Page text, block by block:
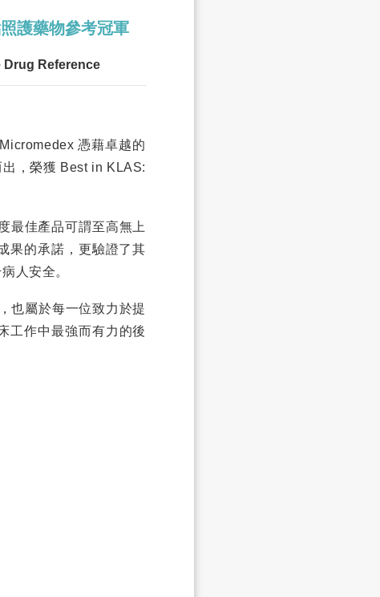
護藥物參考冠軍
Reference
憑藉卓越的
，榮獲 Best in KLAS:
最佳產品可謂至高無上
果的承諾，更驗證了其
人安全。
也屬於每一位致力於提
工作中最強而有力的後